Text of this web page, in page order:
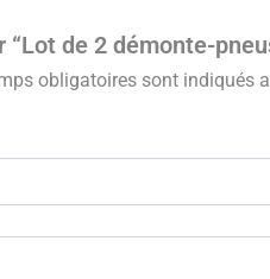
de 2 démonte-
obligatoires sont indiqués